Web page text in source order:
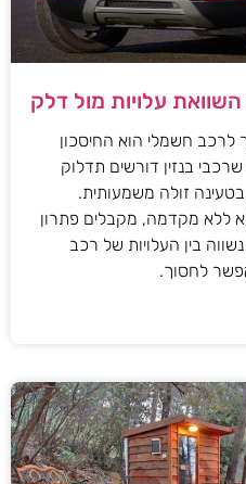
עלויות מול דלק
לרכב חשמלי הוא החיסכון
בנזין דורשים תדלוק
זולה משמעותית.
ללא מקדמה, מקבלים פתרון
בין העלויות של רכב
לחסוך.